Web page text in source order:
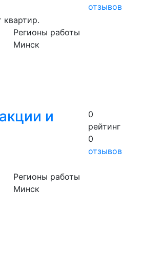
отзывов
Регионы работы
Минск
и
0
рейтинг
0
отзывов
Регионы работы
Минск